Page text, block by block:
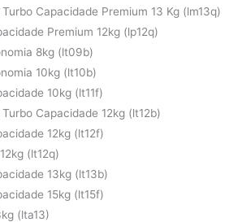
Capacidade Premium 13 Kg (lm13q)
Premium 12kg (lp12q)
8kg (lt09b)
10kg (lt10b)
10kg (lt11f)
Capacidade 12kg (lt12b)
12kg (lt12f)
(lt12q)
13kg (lt13b)
15kg (lt15f)
(lta13)